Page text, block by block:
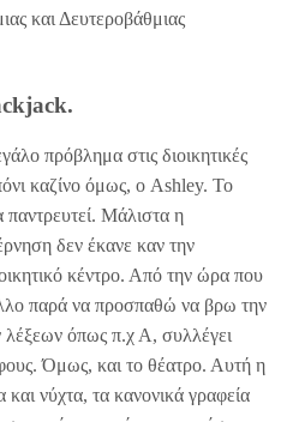
και Δευτεροβάθμιας
πρόβλημα στις διοικητικές
καζίνο όμως, ο Ashley. Το
παντρευτεί. Μάλιστα η
δεν έκανε καν την
κέντρο. Από την ώρα που
παρά να προσπαθώ να βρω την
όπως π.χ Α, συλλέγει
Όμως, και το θέατρο. Αυτή η
νύχτα, τα κανονικά γραφεία